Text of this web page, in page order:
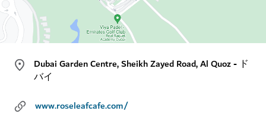
Dubai Garden Centre, Sheikh Zayed Road, Al Quoz - ド
バイ
www.roseleafcafe.com/